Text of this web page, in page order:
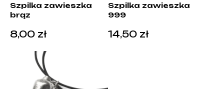
Szpilka zawieszka
brąz
8,00 zł
Szpilka zawieszka
999
14,50 zł